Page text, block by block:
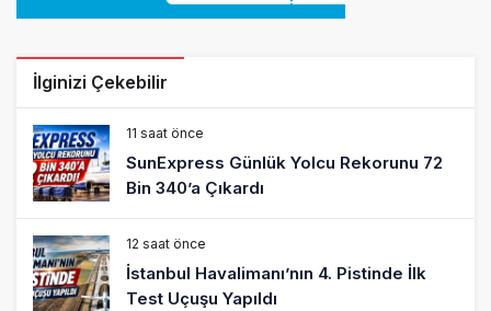
İlginizi Çekebilir
11 saat önce
SunExpress Günlük Yolcu Rekorunu 72
Bin 340’a Çıkardı
12 saat önce
İstanbul Havalimanı’nın 4. Pistinde İlk
Test Uçuşu Yapıldı